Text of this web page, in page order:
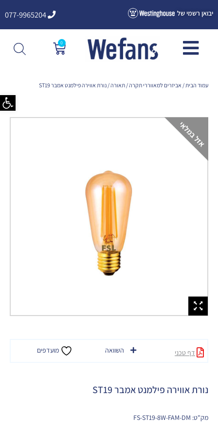
פתח
לתוכן
יבואן רשמי של 077-9965204
0
עגלת
עמוד הבית / אביזרים למאווררי תקרה/ תאורה/ נורת אווירה פילמנט אמבר ST19
דף טכני השוואה מועדפים
נורת אווירה פילמנט אמבר ST19
מק"ט: FS-ST19-8W-FAM-DM